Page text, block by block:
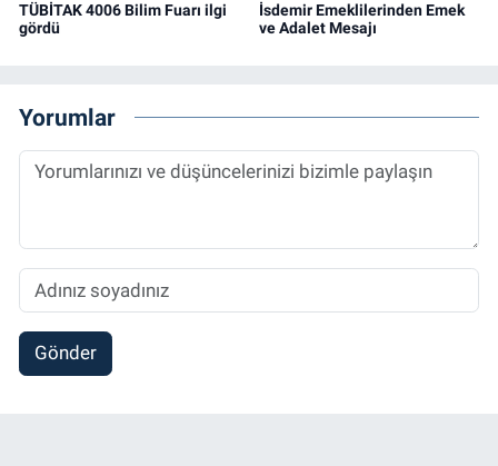
TÜBİTAK 4006 Bilim Fuarı ilgi
gördü
İsdemir Emeklilerinden Emek
ve Adalet Mesajı
Yorumlar
Gönder